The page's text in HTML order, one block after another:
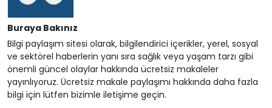
Buraya Bakınız
Bilgi paylaşım sitesi olarak, bilgilendirici içerikler, yerel, sosyal
ve sektörel haberlerin yanı sıra sağlık veya yaşam tarzı gibi
önemli güncel olaylar hakkında ücretsiz makaleler
yayınlıyoruz. Ücretsiz makale paylaşımı hakkında daha fazla
bilgi için lütfen bizimle iletişime geçin.